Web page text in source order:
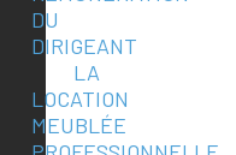
DU
DIRIGEANT
LA
LOCATION
MEUBLÉE